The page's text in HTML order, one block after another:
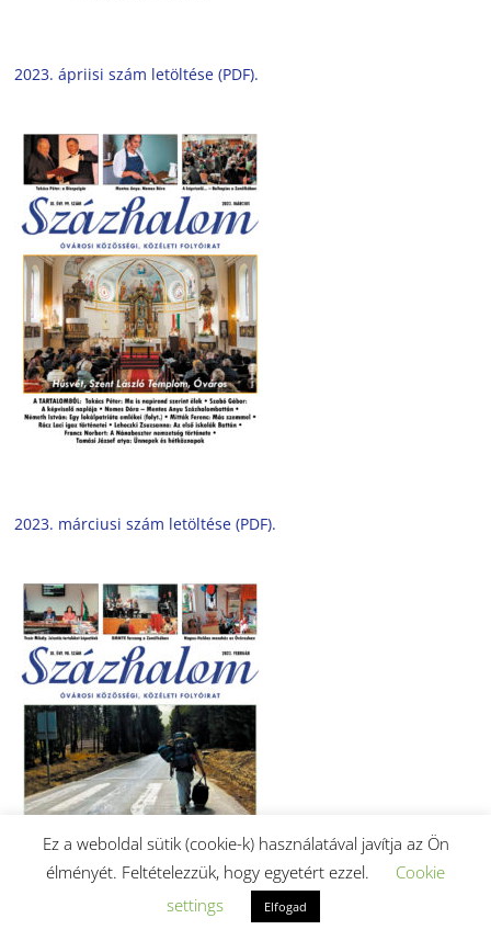
2023. ápriisi szám letöltése (PDF).
2023. márciusi szám letöltése (PDF).
Ez a weboldal sütik (cookie-k) használatával javítja az Ön
élményét. Feltételezzük, hogy egyetért ezzel.
Cookie
settings
Elfogad